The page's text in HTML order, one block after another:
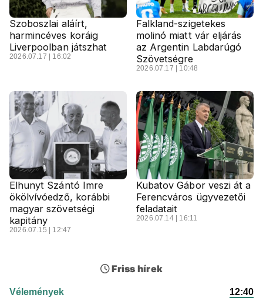
Szoboszlai aláírt,
harmincéves koráig
Liverpoolban játszhat
2026.07.17 | 16:02
Falkland-szigetekes
molinó miatt vár eljárás
az Argentin Labdarúgó
Szövetségre
2026.07.17 | 10:48
Elhunyt Szántó Imre
ökölvívóedző, korábbi
magyar szövetségi
kapitány
2026.07.15 | 12:47
Kubatov Gábor veszi át a
Ferencváros ügyvezetői
feladatait
2026.07.14 | 16:11
Friss hírek
Vélemények 12:40